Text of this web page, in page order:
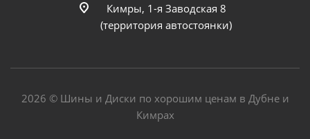
Кимры, 1-я Заводская 8
(территория автостоянки)
2026 © Шины и Диски по хорошим ценам в Дубне и
Кимрах